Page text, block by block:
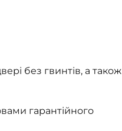
без гвинтів, а також
гарантійного